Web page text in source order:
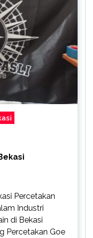
Percetakan
Industri
di Bekasi
Percetakan Goe